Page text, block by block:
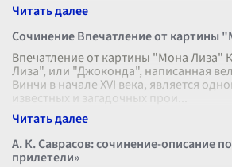
Сочинение Впечатление от картины
Впечатление от картины "Мона Лиза"
Лиза", или "Джоконда", написанная
Винчи в начале XVI века, является
известных и загадочных прои
А. К. Саврасов: сочинение-описание
прилетели»